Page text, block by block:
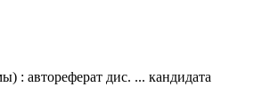
: автореферат дис. ... кандидата